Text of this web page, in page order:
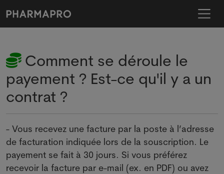
Comment se déroule le
payement ? Est-ce qu'il y a un
contrat ?
- Vous recevez une facture par la poste à l’adresse
de facturation indiquée lors de la souscription. Le
payement se fait à 30 jours. Si vous préférez
recevoir la facture par e-mail (ex. en PDF) ou avez